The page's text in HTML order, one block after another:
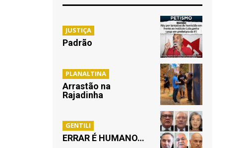
JUSTIÇA
Padrão
PLANALTINA
Arrastão na
Rajadinha
GENTILI
ERRAR É HUMANO…